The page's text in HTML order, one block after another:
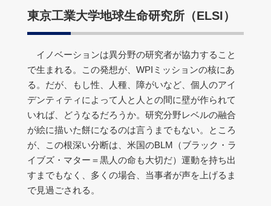
東京工業大学地球生命研究所（ELSI）
イノベーションは異分野の研究者が協力すること
で生まれる。この発想が、WPIミッションの核にあ
る。だが、もし性、人種、障がいなど、個人のアイ
デンティティによって人と人との間に壁が作られて
いれば、どうなるだろうか。研究分野レベルの融合
が絵に描いた餅になるのは言うまでもない。ところ
が、この根深い分断は、米国のBLM（ブラック・ラ
イブズ・マター＝黒人の命も大切だ）運動を持ち出
すまでもなく、多くの場合、当事者が声を上げるま
で見過ごされる。